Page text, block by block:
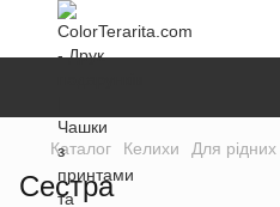
Каталог Келихи Для рідних
Сестра